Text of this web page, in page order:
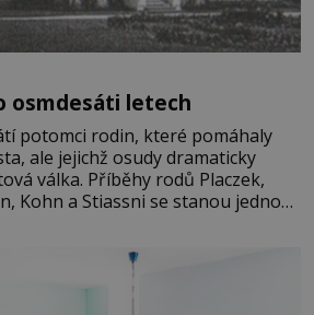
osmdesáti letech
potomci rodin, které pomáhaly
ale jejichž osudy dramaticky
válka. Příběhy rodů Placzek,
Kohn a Stiassni se stanou jednou
si člověk pamatuje z rodinných